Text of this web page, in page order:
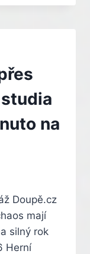
na
Doupě.cz
mají
silný rok
Herní